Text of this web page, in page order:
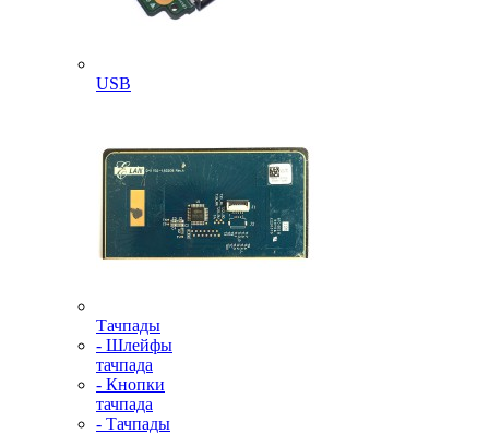
USB
Тачпады
- Шлейфы
тачпада
- Кнопки
тачпада
- Тачпады